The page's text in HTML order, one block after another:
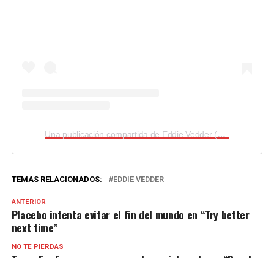
Una publicación compartida de Eddie Vedder (@eddievedder)
TEMAS RELACIONADOS: EDDIE VEDDER
ANTERIOR
Placebo intenta evitar el fin del mundo en “Try better
next time”
NO TE PIERDAS